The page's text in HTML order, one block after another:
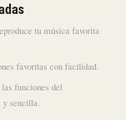
tu música favorita
favoritas con facilidad.
funciones del
y sencilla.